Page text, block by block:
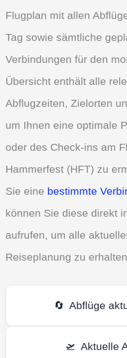
Flugplan mit allen
Tag sowie sämtliche
Verbindungen für den
Übersicht enthält alle
Abflugzeiten, Zielorten
um Ihnen eine optimale
oder des Check-ins am
Hammerfest (HFT) zu
Sie eine bestimmte
können Sie diese direkt
aufrufen, um alle
Reiseplanung zu
🔄 Abflüge
🛫 Aktuelle